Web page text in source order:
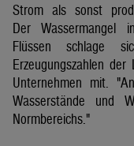
Strom als sonst
Der Wassermangel
Flüssen schlage
Erzeugungszahlen
Unternehmen mit.
Wasserstände und
Normbereichs."